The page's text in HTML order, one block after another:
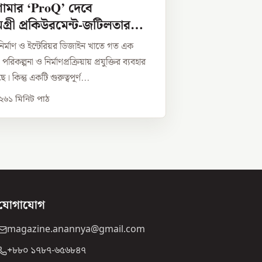
‘ProQ’ দেবে
প্রকিউরমেন্ট-জটিলতার
ও ইন্টেরিয়র ডিজাইন খাতে গত এক
ও নির্মাণপ্রক্রিয়ায় প্রযুক্তির ব্যবহার
কিন্তু একটি গুরুত্বপূর্ণ...
১ মিনিট পাঠ
magazine.anannya@gmail.com
+৮৮০ ১৭৮৭-৬৫৬৮৪৭